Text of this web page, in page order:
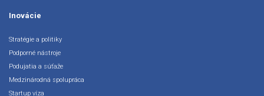
Inovácie
Stratégie a politiky
Podporné nástroje
Podujatia a súťaže
Medzinárodná spolupráca
Startup víza